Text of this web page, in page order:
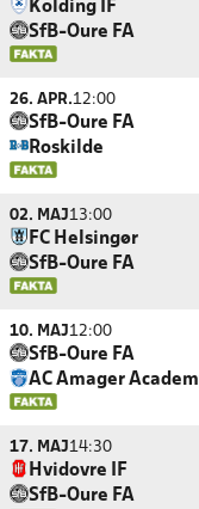
Kolding IF
SfB-Oure FA
26. APR.12:00
SfB-Oure FA
Roskilde
02. MAJ13:00
FC Helsingør
SfB-Oure FA
10. MAJ12:00
SfB-Oure FA
AC Amager
17. MAJ14:30
Hvidovre IF
SfB-Oure FA